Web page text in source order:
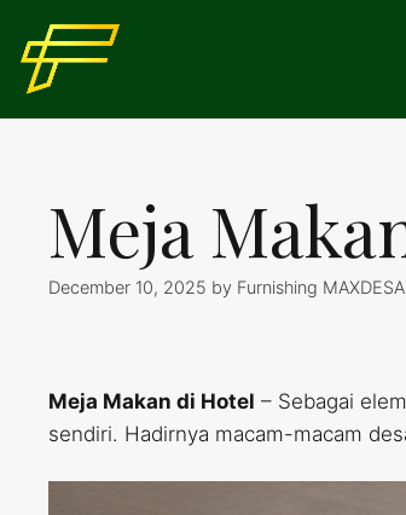
content
Meja
December 10, 2025 by Furnishing
Meja Makan di Hotel – Sebagai
sendiri. Hadirnya macam-macam